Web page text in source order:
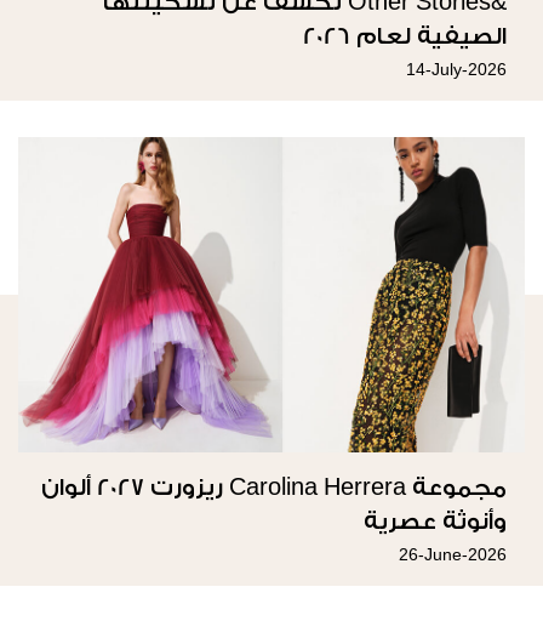
الصيفية لعام 2026
14-July-2026
مجموعة Carolina Herrera ريزورت 2027 ألوان
وأنوثة عصرية
26-June-2026